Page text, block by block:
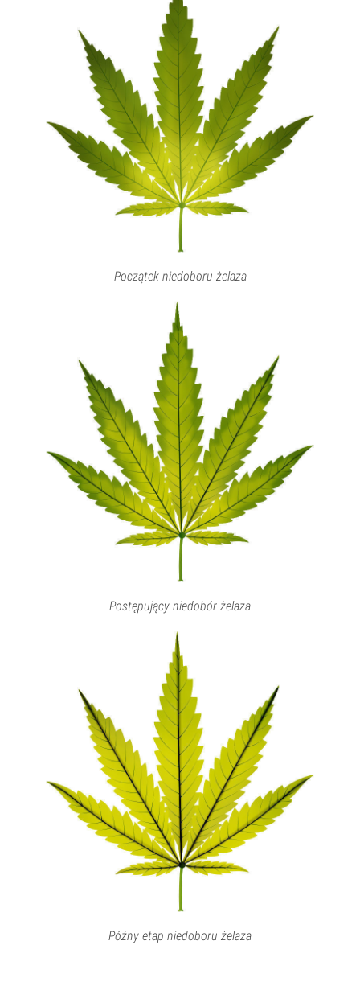
Początek niedoboru żelaza
Postępujący niedobór żelaza
Późny etap niedoboru żelaza